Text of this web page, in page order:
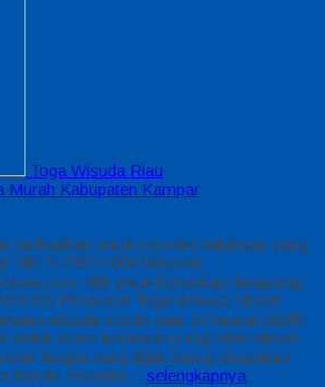
Toga Wisuda Riau
Murah Kabupaten Kampar
berkualitas untuk momen kelulusan yang
0812-2282-1060 Wibesite
Klik untuk konsultasi langsung:
Produsen Toga Wisuda Murah
wisuda murah saat ini banyak dipilih
untuk acara kelulusan yang lebih efisien.
langka yang tidak sering dirasakan
dari itu, memilih… selengkapnya